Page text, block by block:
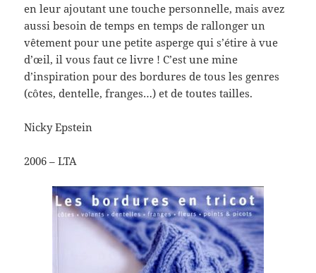
en leur ajoutant une touche personnelle, mais avez
aussi besoin de temps en temps de rallonger un
vêtement pour une petite asperge qui s’étire à vue
d’œil, il vous faut ce livre ! C’est une mine
d’inspiration pour des bordures de tous les genres
(côtes, dentelle, franges…) et de toutes tailles.
Nicky Epstein
2006 – LTA